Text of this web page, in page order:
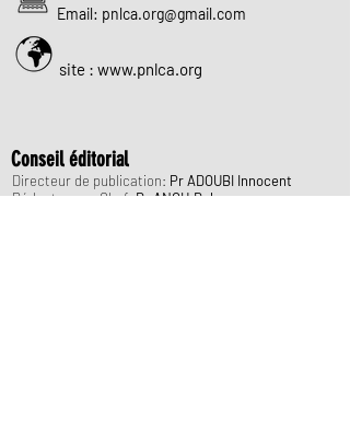
Email: pnlca.org@gmail.com
site : www.pnlca.org
Conseil éditorial
Directeur de publication: Pr ADOUBI Innocent
Rédacteur en Chef:Dr ANOH Dolores